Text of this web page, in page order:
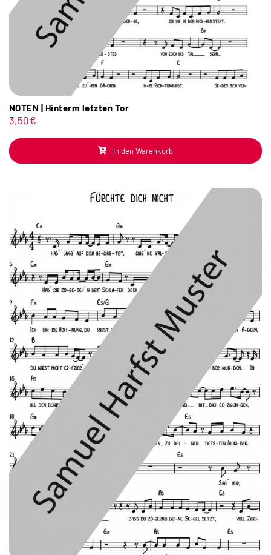
NOTEN | Hinterm letzten Tor
3,50€
In den Warenkorb